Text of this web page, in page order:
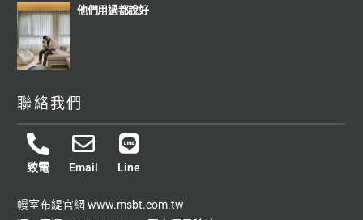
他們用過都說好
聯絡我們
致電 Email Line
幔室布緹官網www.msbt.com.tw